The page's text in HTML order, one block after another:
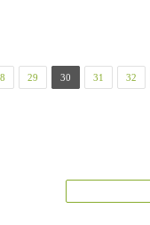
29 30 31 32